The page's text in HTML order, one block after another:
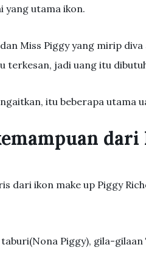
yang utama ikon.
Miss Piggy yang mirip
terkesan, jadi uang itu
itu beberapa utama
dari
dari ikon make up Piggy
Piggy), gila-